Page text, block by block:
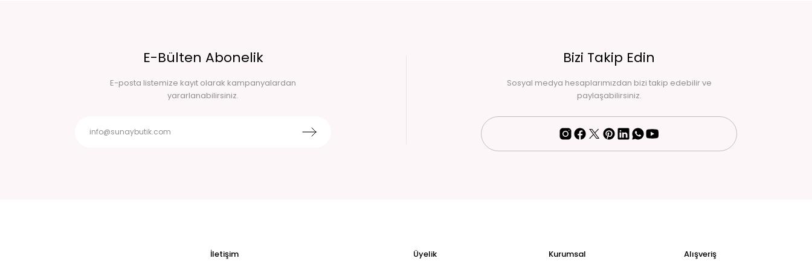
E-Bülten Abonelik
E-posta listemize kayıt olarak kampanyalardan
yararlanabilirsiniz.
Bizi Takip Edin
Sosyal medya hesaplarımızdan bizi takip edebilir ve
paylaşabilirsiniz.
İletişim Üyelik Kurumsal Alışveriş